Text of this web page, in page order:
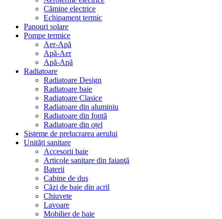
Cămine electrice
Echipament termic
Panouri solare
Pompe termice
Aer-Apă
Apă-Aer
Apă-Apă
Radiatoare
Radiatoare Design
Radiatoare baie
Radiatoare Clasice
Radiatoare din aluminiu
Radiatoare din fontă
Radiatoare din oțel
Sisteme de prelucrarea aerului
Unități sanitare
Accesorii baie
Articole sanitare din faianţă
Baterii
Cabine de duş
Căzi de baie din acril
Chiuvete
Lavoare
Mobilier de baie